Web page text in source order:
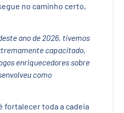
no caminho certo,
ano de 2026, tivemos
capacitado,
enriquecedores sobre
como
fortalecer toda a cadeia